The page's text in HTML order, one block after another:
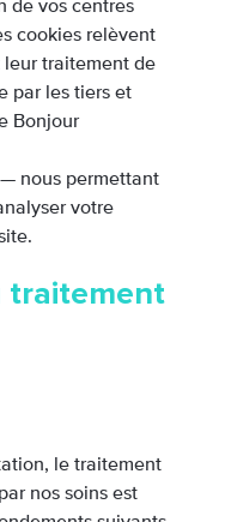
de vos centres
cookies relèvent
leur traitement de
par les tiers et
Bonjour
nous permettant
votre
traitement
le traitement
nos soins est